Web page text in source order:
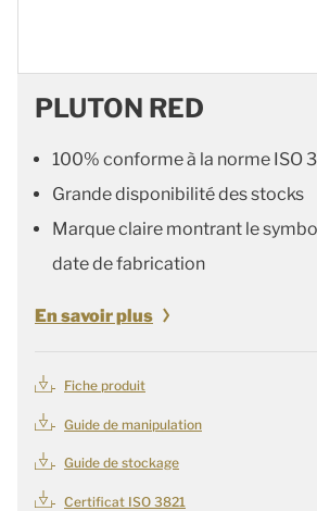
PLUTON RED
100% conforme à la norme ISO
Grande disponibilité des stocks
Marque claire montrant le
date de fabrication
En savoir plus
Fiche produit
Guide de manipulation
Guide de stockage
Certificat ISO 3821